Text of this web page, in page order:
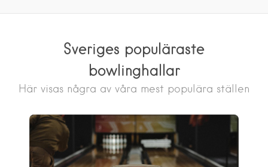
Sveriges populäraste
bowlinghallar
Här visas några av våra mest populära ställen